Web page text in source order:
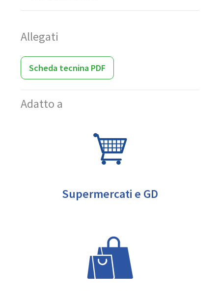
Allegati
Scheda tecnina PDF
Adatto a
Supermercati e GD